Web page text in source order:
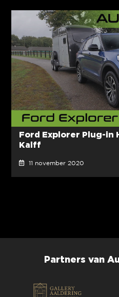
Ford Explorer Plug-in
Kalff
11 november 2020
Partners van